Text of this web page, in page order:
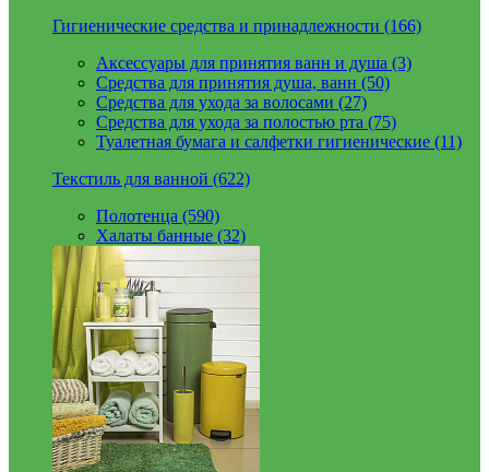
Гигиенические средства и принадлежности (166)
Аксессуары для принятия ванн и душа (3)
Средства для принятия душа, ванн (50)
Средства для ухода за волосами (27)
Средства для ухода за полостью рта (75)
Туалетная бумага и салфетки гигиенические (11)
Текстиль для ванной (622)
Полотенца (590)
Халаты банные (32)